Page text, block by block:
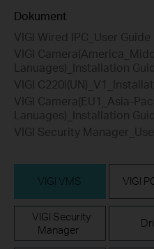
Dokument
VIGI Wired IPC_User Guide
VIGI
Lanuages)_Installation
VIGI
VIGI Camera(EU1_Asia-
Lanuages)_Installation
VIGI Security
VIGI VMS VIGI
VIGI Security
Manager